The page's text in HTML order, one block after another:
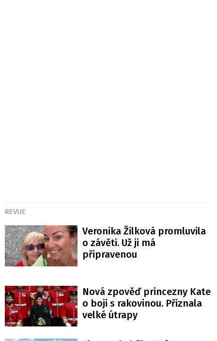
REVUE
Veronika Žilková promluvila
o závěti. Už ji má
připravenou
Nová zpověď princezny Kate
o boji s rakovinou. Přiznala
velké útrapy